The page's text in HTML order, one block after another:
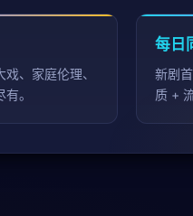
、家庭伦理、
。
每日
新剧
质 +